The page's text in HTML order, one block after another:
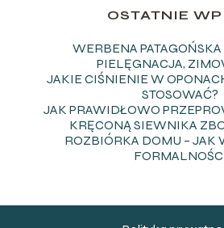
OSTATNIE
WERBENA PATAGOŃSKA
PIELĘGNACJA,
JAKIE CIŚNIENIE W
STOSOWAĆ?
JAK PRAWIDŁOWO
KRĘCONĄ SIEWNIKA
ROZBIÓRKA DOMU – JAK